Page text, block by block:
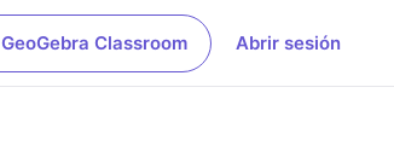
GeoGebra Classroom Abrir sesión